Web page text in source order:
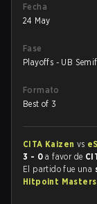
Fecha
24 May
Fase
Playoffs - UB
Formato
Best of 3
CITA Kaizen vs
3 - 0 a favor de
El partido fue una
Hitpoint